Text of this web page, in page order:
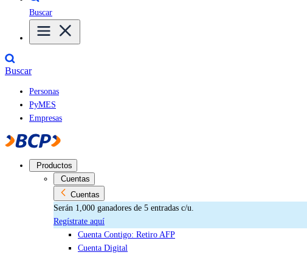
Buscar
Buscar
Personas
PyMES
Empresas
Productos
Cuentas
Cuentas
Serán 1,000 ganadores de 5 entradas c/u.
Regístrate aquí
Cuenta Contigo: Retiro AFP
Cuenta Digital